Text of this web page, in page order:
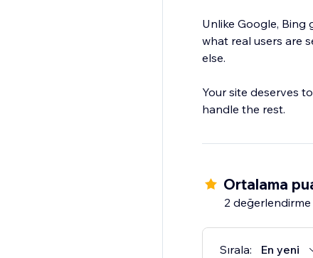
Unlike Google, Bing
what real users are
else.
Your site deserves
handle the rest.
Ortalama
2 değerlendirme
Sırala: En yeni